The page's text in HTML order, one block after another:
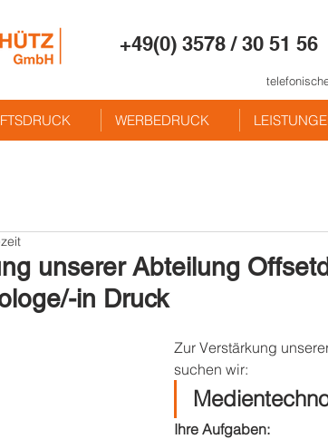
+49(0) 3578 / 30 51 56
WERBEDRUCK
unserer Abteilung
in Druck
Zur Verstärkung
suchen wir:
Ihre Aufgaben: